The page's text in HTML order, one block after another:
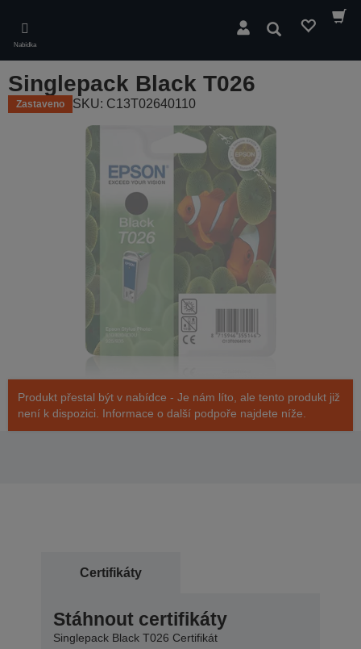
main
content
Nabídka
Hledat
Singlepack Black T026
Zastaveno SKU: C13T02640110
Produkt přestal být v nabídce - Je nám líto, ale tento produkt již
není k dispozici. Informace o další podpoře najdete níže.
Certifikáty
Stáhnout certifikáty
Singlepack Black T026 Certifikát